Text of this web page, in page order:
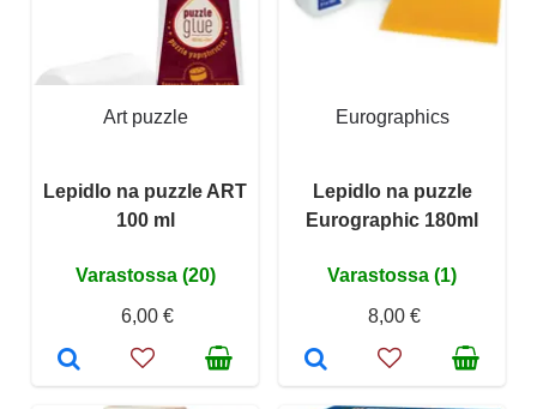
Art puzzle
Lepidlo na puzzle ART
100 ml
Varastossa (20)
6,00 €
Eurographics
Lepidlo na puzzle
Eurographic 180ml
Varastossa (1)
8,00 €